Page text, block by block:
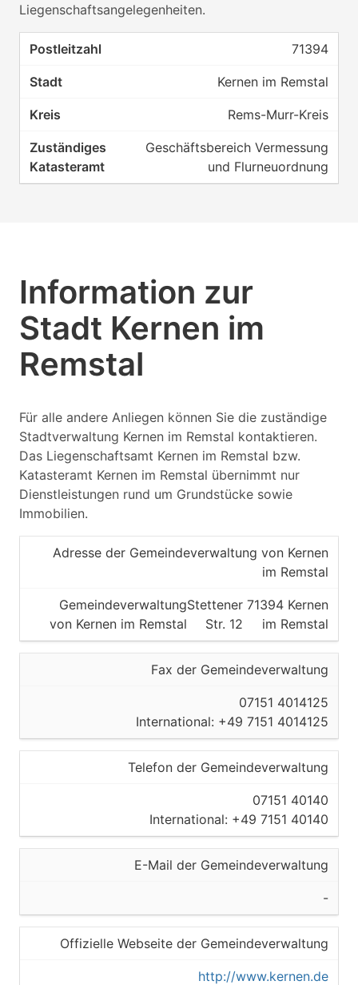
Liegenschaftsangelegenheiten.
71394
Kernen im Remstal
Rems-Murr-Kreis
Geschäftsbereich Vermessung
und Flurneuordnung
Information zur
Stadt Kernen im
Remstal
Für alle andere Anliegen können Sie die zuständige
Stadtverwaltung Kernen im Remstal kontaktieren.
Das Liegenschaftsamt Kernen im Remstal bzw.
Katasteramt Kernen im Remstal übernimmt nur
Dienstleistungen rund um Grundstücke sowie
Immobilien.
Adresse der Gemeindeverwaltung von Kernen
im Remstal
Gemeindeverwaltung
von Kernen im Remstal
Stettener
Str. 12
71394 Kernen
im Remstal
Fax der Gemeindeverwaltung
07151 4014125
International: +49 7151 4014125
Telefon der Gemeindeverwaltung
07151 40140
International: +49 7151 40140
E-Mail der Gemeindeverwaltung
-
Offizielle Webseite der Gemeindeverwaltung
http://www.kernen.de